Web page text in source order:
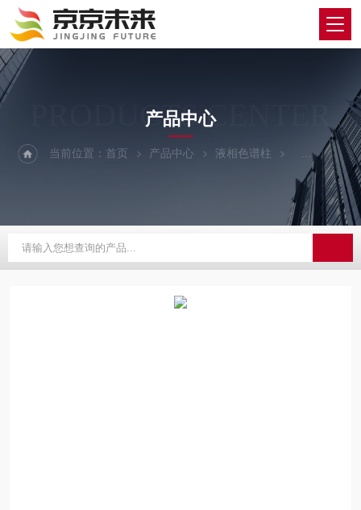
PRODUCTS CENTER
产品中心
当前位置：首页 产品中心 液相色谱柱 GL/技尔